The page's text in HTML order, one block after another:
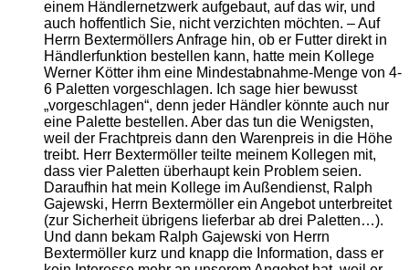
einem Händlernetzwerk aufgebaut, auf das wir, und
auch hoffentlich Sie, nicht verzichten möchten. – Auf
Herrn Bextermöllers Anfrage hin, ob er Futter direkt in
Händlerfunktion bestellen kann, hatte mein Kollege
Werner Kötter ihm eine Mindestabnahme-Menge von 4-
6 Paletten vorgeschlagen. Ich sage hier bewusst
„vorgeschlagen“, denn jeder Händler könnte auch nur
eine Palette bestellen. Aber das tun die Wenigsten,
weil der Frachtpreis dann den Warenpreis in die Höhe
treibt. Herr Bextermöller teilte meinem Kollegen mit,
dass vier Paletten überhaupt kein Problem seien.
Daraufhin hat mein Kollege im Außendienst, Ralph
Gajewski, Herrn Bextermöller ein Angebot unterbreitet
(zur Sicherheit übrigens lieferbar ab drei Paletten…).
Und dann bekam Ralph Gajewski von Herrn
Bextermöller kurz und knapp die Information, dass er